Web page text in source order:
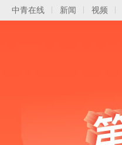
中青在线 新闻 视频